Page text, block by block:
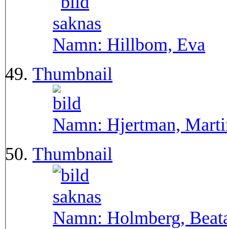
Namn: Hillbom, Eva
Thumbnail
Namn: Hjertman,
Thumbnail
Namn: Holmberg,